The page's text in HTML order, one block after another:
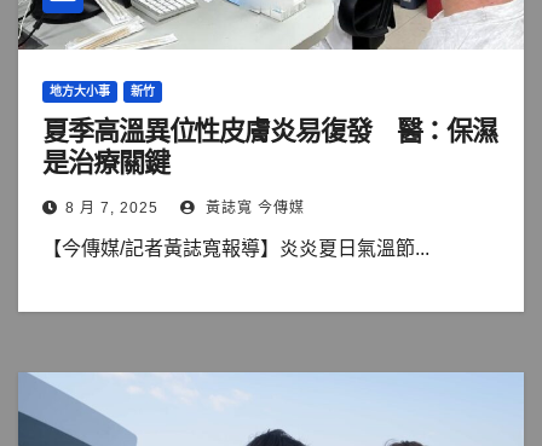
地方大小事 新竹
夏季高溫異位性皮膚炎易復發 醫：保濕
是治療關鍵
8 月 7, 2025 黃誌寬 今傳媒
【今傳媒/記者黃誌寬報導】炎炎夏日氣溫節...